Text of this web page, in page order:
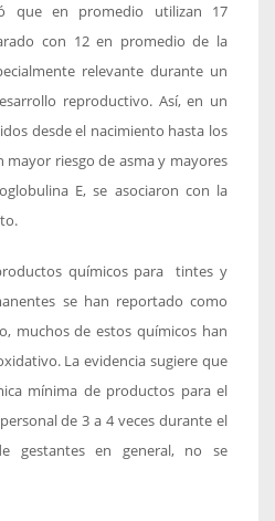
que en promedio utilizan 17
con 12 en promedio de la
relevante durante un
reproductivo. Así, en un
desde el nacimiento hasta los
riesgo de asma y mayores
E, se asociaron con la
químicos para tintes y
se han reportado como
muchos de estos químicos han
La evidencia sugiere que
mínima de productos para el
de 3 a 4 veces durante el
gestantes en general, no se